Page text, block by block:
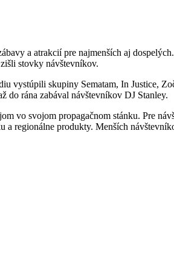
a atrakcií pre najmenších aj
stovky návštevníkov.
vystúpili skupiny Sematam, In Justice,
do rána zabával návštevníkov DJ Stanley.
vo svojom propagačnom stánku. Pre
regionálne produkty. Menších